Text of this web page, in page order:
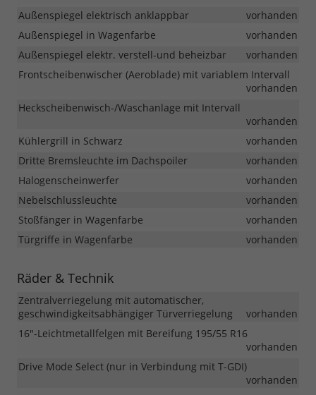
Außenspiegel elektrisch anklappbar
vorhanden
Außenspiegel in Wagenfarbe
vorhanden
Außenspiegel elektr. verstell-und beheizbar
vorhanden
Frontscheibenwischer (Aeroblade) mit variablem Intervall
vorhanden
Heckscheibenwisch-/Waschanlage mit Intervall
vorhanden
Kühlergrill in Schwarz
vorhanden
Dritte Bremsleuchte im Dachspoiler
vorhanden
Halogenscheinwerfer
vorhanden
Nebelschlussleuchte
vorhanden
Stoßfänger in Wagenfarbe
vorhanden
Türgriffe in Wagenfarbe
vorhanden
Räder & Technik
Zentralverriegelung mit automatischer,
geschwindigkeitsabhängiger Türverriegelung
vorhanden
16"-Leichtmetallfelgen mit Bereifung 195/55 R16
vorhanden
Drive Mode Select (nur in Verbindung mit T-GDI)
vorhanden